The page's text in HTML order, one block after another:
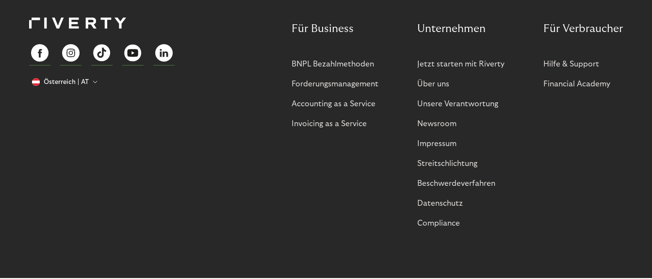
Österreich AT
Für Business
BNPL Bezahlmethoden
Forderungsmanagement
Accounting as a Service
Invoicing as a Service
Unternehmen
Jetzt starten mit Riverty
Über uns
Unsere Verantwortung
Newsroom
Impressum
Streitschlichtung
Beschwerdeverfahren
Datenschutz
Compliance
Für Verbraucher
Hilfe & Support
Financial Academy